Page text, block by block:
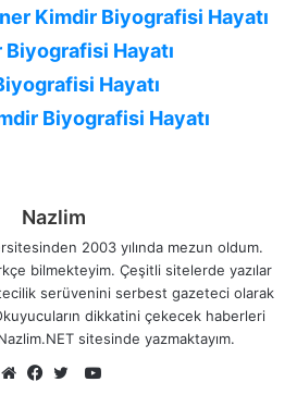
Kimdir Biyografisi Hayatı
Hayatı
Hayatı
Biyografisi Hayatı
Nazlim
2003 yılında mezun oldum.
bilmekteyim. Çeşitli sitelerde yazılar
serüvenini serbest gazeteci olarak
dikkatini çekecek haberleri
sitesinde yazmaktayım.
YouTube